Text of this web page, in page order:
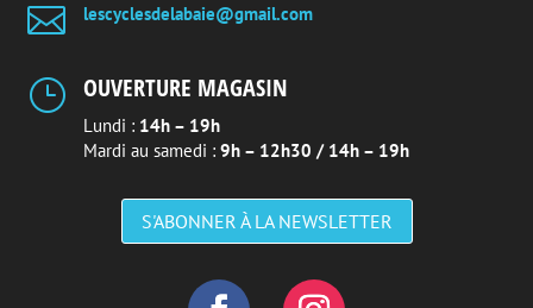
 lescyclesdelabaie@gmail.com
} OUVERTURE MAGASIN
Lundi : 14h – 19h
Mardi au samedi : 9h – 12h30 / 14h – 19h
S'ABONNER À LA NEWSLETTER